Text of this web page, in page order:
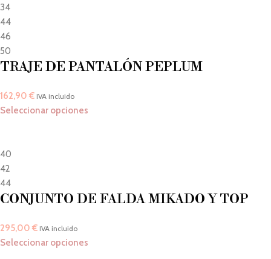
34
44
46
50
TRAJE DE PANTALÓN PEPLUM
162,90 € IVA incluido
Seleccionar opciones
40
42
44
CONJUNTO DE FALDA MIKADO Y TOP
295,00 € IVA incluido
Seleccionar opciones